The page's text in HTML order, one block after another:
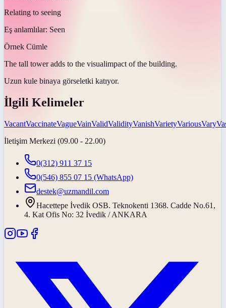
Relating to seeing
Eş anlamlılar: Seen
Örnek Cümle
The tall tower adds to the visualimpact of the building.
Uzun kule binaya görseletki katıyor.
İlgili Kelimeler
VacantVaccinateVagueVainValidValidityVanishVarietyVariousVary
İletişim Merkezi (09.00 - 22.00)
0(312) 911 37 15
0(546) 855 07 15 (WhatsApp)
destek@uzmandil.com
Hacettepe İvedik OSB. Teknokenti 1368. Cadde No.61,
4. Kat Ofis No: 32 İvedik / ANKARA